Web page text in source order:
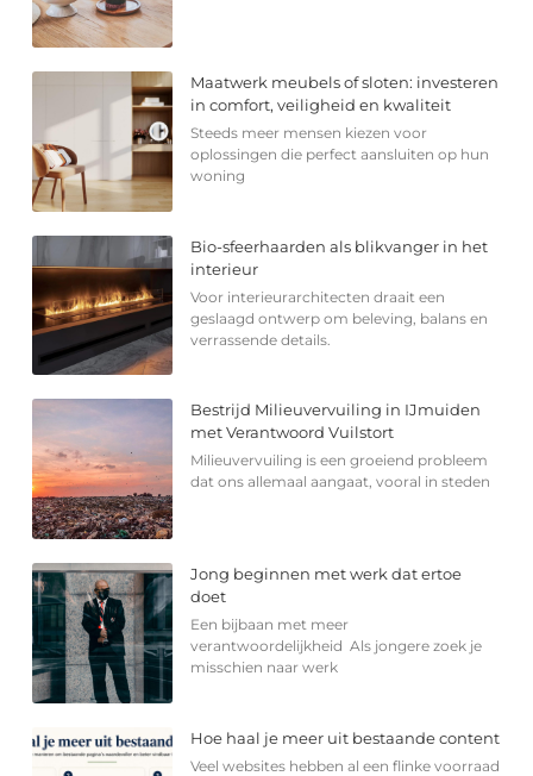
Maatwerk meubels of sloten: investeren
in comfort, veiligheid en kwaliteit
Steeds meer mensen kiezen voor
oplossingen die perfect aansluiten op hun
woning
Bio-sfeerhaarden als blikvanger in het
interieur
Voor interieurarchitecten draait een
geslaagd ontwerp om beleving, balans en
verrassende details.
Bestrijd Milieuvervuiling in IJmuiden
met Verantwoord Vuilstort
Milieuvervuiling is een groeiend probleem
dat ons allemaal aangaat, vooral in steden
Jong beginnen met werk dat ertoe
doet
Een bijbaan met meer
verantwoordelijkheid Als jongere zoek je
misschien naar werk
Hoe haal je meer uit bestaande content
Veel websites hebben al een flinke voorraad